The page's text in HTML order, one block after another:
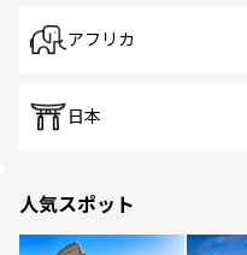
アフリカ
日本
人気スポット